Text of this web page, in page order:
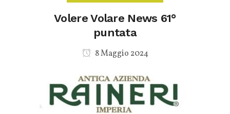
Volere Volare News 61°
puntata
8 Maggio 2024